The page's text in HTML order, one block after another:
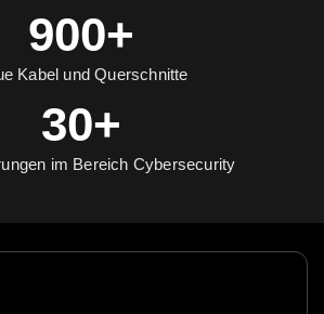
900+
Kabel und Querschnitte
30+
im Bereich Cybersecurity